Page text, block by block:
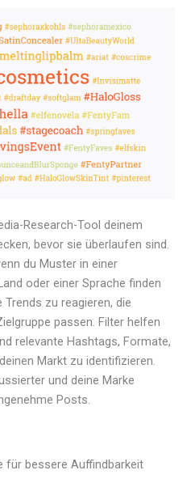
Research-Tool deinem
bevor sie überlaufen sind.
du Muster in einer
oder einer Sprache finden
zu reagieren, die
passen. Filter helfen
relevante Hashtags, Formate,
Markt zu identifizieren.
und deine Marke
Posts.
für bessere Auffindbarkeit